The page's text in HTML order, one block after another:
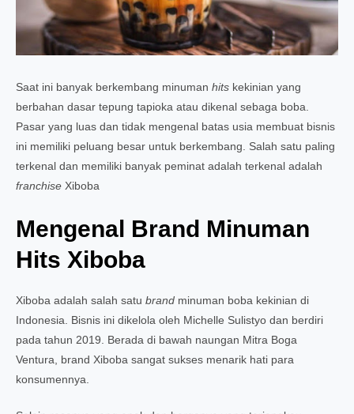
Saat ini banyak berkembang minuman hits kekinian yang
berbahan dasar tepung tapioka atau dikenal sebaga boba.
Pasar yang luas dan tidak mengenal batas usia membuat bisnis
ini memiliki peluang besar untuk berkembang. Salah satu paling
terkenal dan memiliki banyak peminat adalah terkenal adalah
franchise Xiboba
Mengenal Brand Minuman
Hits Xiboba
Xiboba adalah salah satu brand minuman boba kekinian di
Indonesia. Bisnis ini dikelola oleh Michelle Sulistyo dan berdiri
pada tahun 2019. Berada di bawah naungan Mitra Boga
Ventura, brand Xiboba sangat sukses menarik hati para
konsumennya.